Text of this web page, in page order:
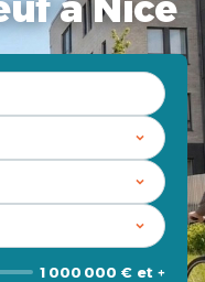
1 000 000 € et +